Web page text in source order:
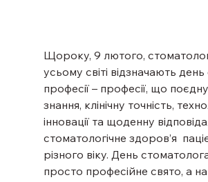
Щороку, 9 лютого,
усьому світі відзначають день
професії – професії, що
знання, клінічну точність,
інновації та щоденну
стоматологічне здоров’я
різного віку. День
просто професійне свято, а